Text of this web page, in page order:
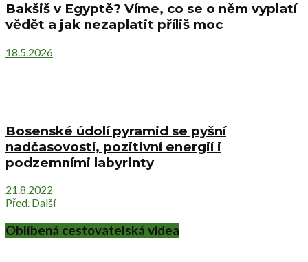
Bakšiš v Egyptě? Víme, co se o něm vyplatí
vědět a jak nezaplatit příliš moc
18.5.2026
Bosenské údolí pyramid se pyšní
nadčasovostí, pozitivní energií i
podzemními labyrinty
21.8.2022
Před. Další
Oblíbená cestovatelská videa